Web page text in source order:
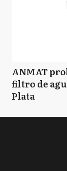
ANMAT
filtro de
Plata